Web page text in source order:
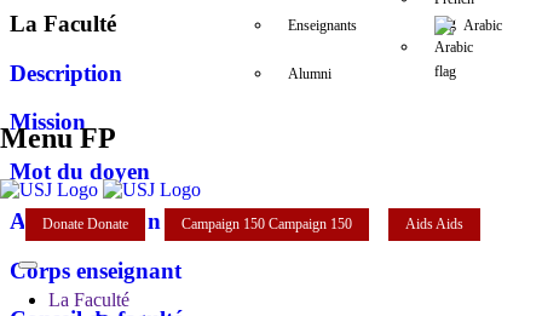
Enseignants
Alumni
Arabic
Menu FP
Donate Donate Campaign 150 Campaign 150 AidsAids
La Faculté
La Faculté
Description
Mission
Mot du doyen
Administration
Corps enseignant